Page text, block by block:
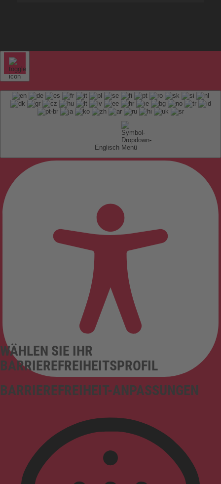
Englisch
BARRIEREFREIHEIT-ANPASSUNGEN
WÄHLEN SIE IHR
BARRIEREFREIHEITSPROFIL